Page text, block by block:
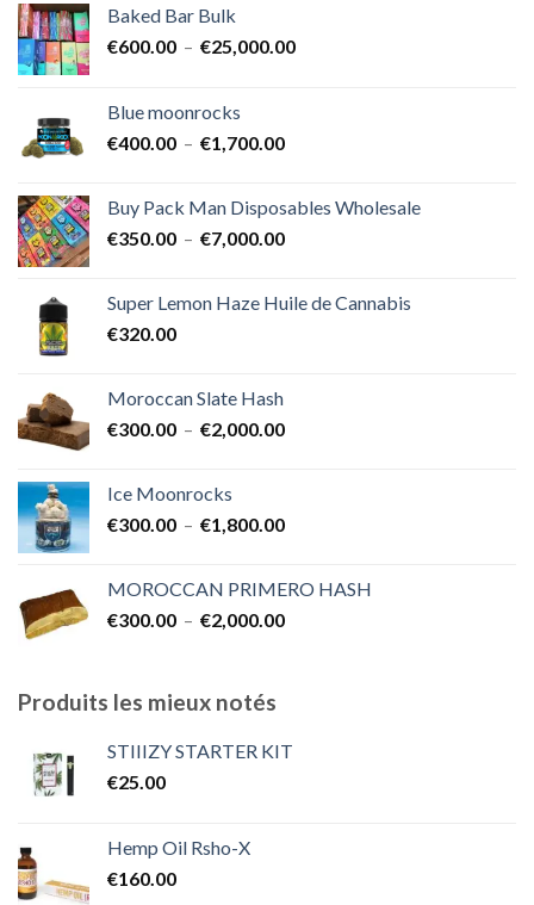
Baked Bar Bulk
€600.00 – €25,000.00Plage
Blue moonrocks
€400.00 – €1,700.00Plage
€400.00
à
Buy Pack Man Disposables Wholesale
€350.00 – €7,000.00Plage
€350.00
Super Lemon Haze Huile de Cannabis
€320.00
Moroccan Slate Hash
€300.00 – €2,000.00Plage
à
Ice Moonrocks
€300.00 – €1,800.00Plage
€300.00
à
MOROCCAN PRIMERO HASH
€300.00 – €2,000.00Plage
€2,000.00
Produits les mieux notés
STIIIZY STARTER KIT
€25.00
Hemp Oil Rsho-X
€160.00